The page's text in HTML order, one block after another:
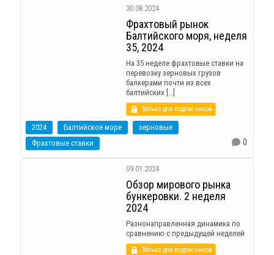
30.08.2024
Фрахтовый рынок
Балтийского моря, неделя
35, 2024
На 35 неделе фрахтовые ставки на
перевозку зерновых грузов
балкерами почти из всех
балтийских […]
Только для подписчиков
2024 Балтийское море
зерновые
Фрахтовые ставки
0
09.01.2024
Обзор мирового рынка
бункеровки. 2 неделя
2024
Разнонаправленная динамика по
сравнению с предыдущей неделей
Только для подписчиков